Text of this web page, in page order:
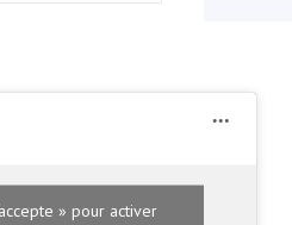
» pour activer